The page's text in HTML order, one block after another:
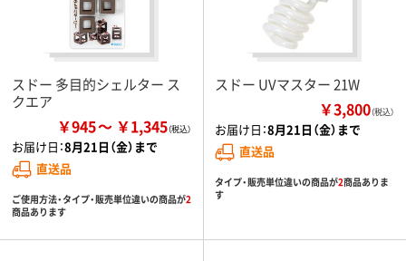
スドー 多目的シェルター ス
クエア
￥945 ￥1,345
お届け日：8月21日（金）まで
直送品
ご使用方法・タイプ・販売単位違いの商品が2
商品あります
スドー UVマスター 21W
￥3,800（税込）
お届け日：8月21日（金）まで
直送品
タイプ・販売単位違いの商品が2商品ありま
す